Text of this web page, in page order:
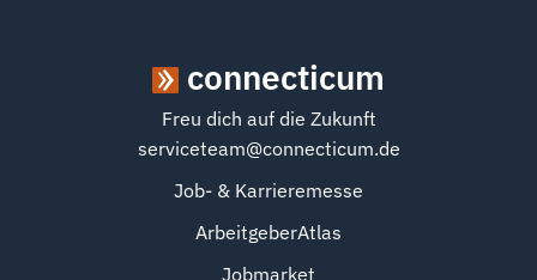
connecticum
Freu dich auf die Zukunft
serviceteam@connecticum.de
Job- & Karrieremesse
ArbeitgeberAtlas
Jobmarket